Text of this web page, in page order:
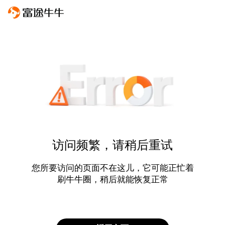
访问频繁，请稍后重试
您所要访问的页面不在这儿，它可能正忙着
刷牛牛圈，稍后就能恢复正常